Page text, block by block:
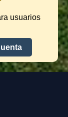
usuarios